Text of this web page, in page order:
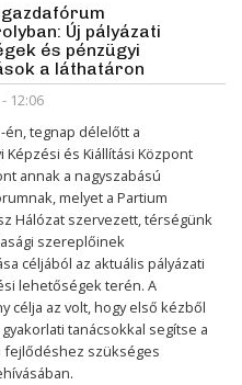
Új pályázati
és pénzügyi
a láthatáron
12:06
én, tegnap délelőtt a
Képzési és Kiállítási Központ
annak a nagyszabású
melyet a Partium
Hálózat szervezett, térségünk
szereplőinek
céljából az aktuális pályázati
lehetőségek terén. A
célja az volt, hogy első kézből
tanácsokkal segítse a
fejlődéshez szükséges